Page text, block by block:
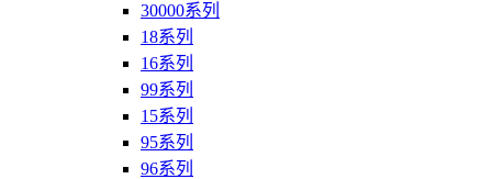
30000系列
18系列
16系列
99系列
15系列
95系列
96系列